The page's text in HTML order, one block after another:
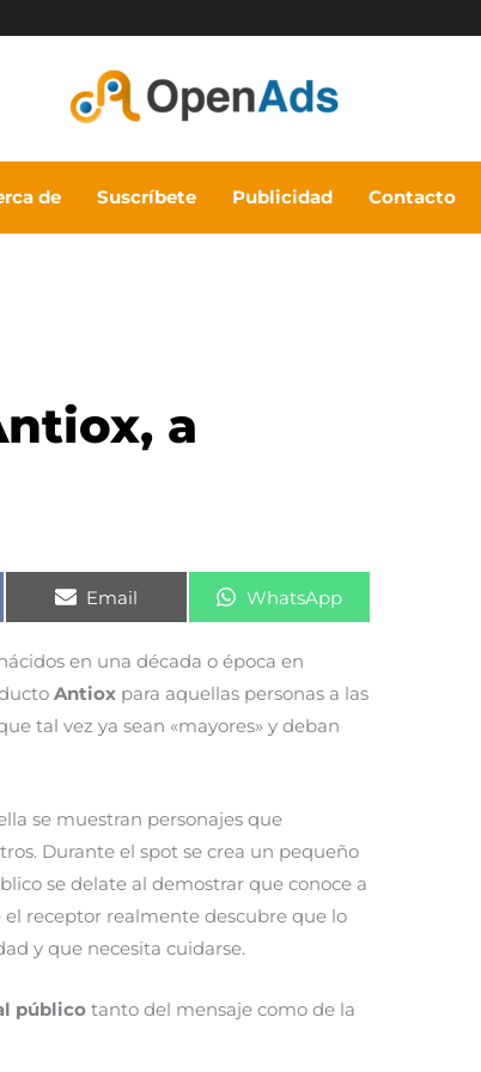
de Suscríbete Publicidad Contacto
a
Compartir
Email Compartir
WhatsApp
en una década o época en
Antiox para aquellas personas a las
tal vez ya sean «mayores» y deban
se muestran personajes que
Durante el spot se crea un pequeño
se delate al demostrar que conoce a
receptor realmente descubre que lo
y que necesita cuidarse.
público tanto del mensaje como de la